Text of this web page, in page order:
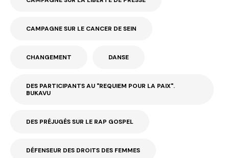
CAMPAGNE SUR LE CANCER DE SEIN
CHANGEMENT DANSE
DES PARTICIPANTS AU "REQUIEM POUR LA PAIX".
BUKAVU
DES PRÉJUGÉS SUR LE RAP GOSPEL
DÉFENSEUR DES DROITS DES FEMMES